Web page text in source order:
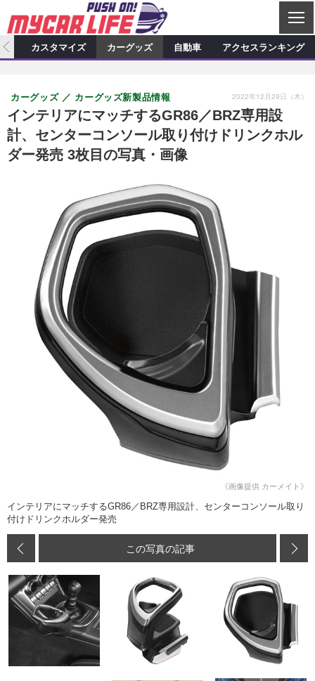
C
L
S
カーオーディオ
プロショップ検索 ショップ訪問記
カーオーディオニュース デモカー製作記
その他
カスタマイズ特集記事 カスタマイズ新製品情報
カスタマイズニュース
カーグッズ
カーグッズ特集記事 カーグッズ新製品情報
カーグッズニュース
自動車
スクープ
カスタマイズ カーグッズ 自動車 アクセスランキング
インテリアにマッチするGR86／BRZ専用設
計、センターコンソール取り付けドリンクホル
ダー発売 3枚目の写真・画像
カーグッズ カーグッズ新製品情報 2022年12月29日（木）
《画像提供 カーメイト》
インテリアにマッチするGR86／BRZ専用設計、センターコンソール取り
付けドリンクホルダー発売
この写真の記事